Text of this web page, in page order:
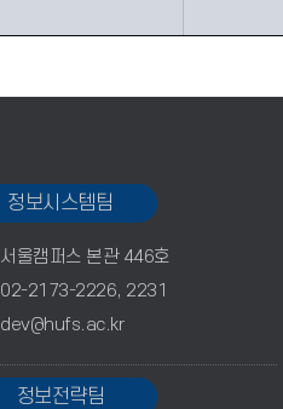
정보시스템팀
서울캠퍼스 본관 446호
02-2173-2226, 2231
dev@hufs.ac.kr
정보전략팀